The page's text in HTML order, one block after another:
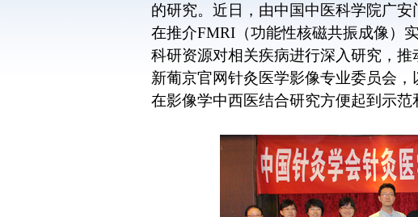
的研究。近日，由中国中医科学院广安
在推介FMRI （功能性核磁共振成像）
科研资源对相关疾病进行深入研究，推
新葡京官网针灸医学影像专业委员会
在影像学中西医结合研究方便起到示范